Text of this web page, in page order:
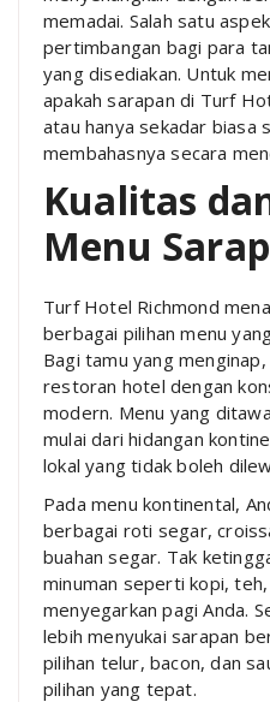
memadai. Salah satu
pertimbangan bagi para
yang disediakan. Untuk
apakah sarapan di Turf
atau hanya sekadar biasa
membahasnya secara
Kualitas
Menu
Turf Hotel Richmond
berbagai pilihan menu
Bagi tamu yang
restoran hotel dengan
modern. Menu yang
mulai dari hidangan
lokal yang tidak boleh
Pada menu kontinental,
berbagai roti segar,
buahan segar. Tak
minuman seperti kopi,
menyegarkan pagi Anda.
lebih menyukai sarapan
pilihan telur, bacon, dan
pilihan yang tepat.